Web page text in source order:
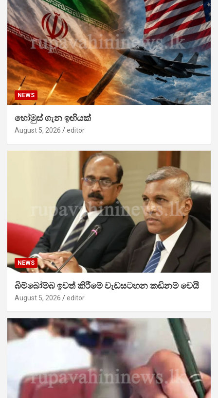
NEWS
හෝමුස් ගැන ඉඟියක්
August 5, 2026 editor
NEWS
බිම්බෝම්බ ඉවත් කිරීමේ වැඩසටහන කඩිනම් වෙයි
August 5, 2026 editor